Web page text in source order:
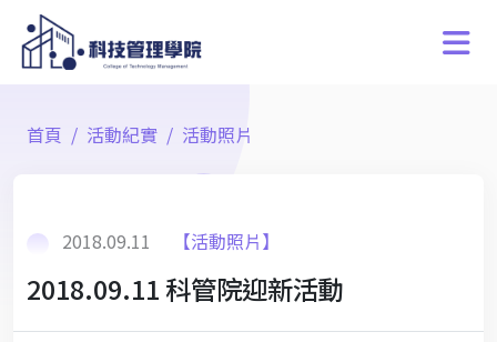
首頁 活動紀實 活動照片
2018.09.11 【活動照片】
2018.09.11 科管院迎新活動